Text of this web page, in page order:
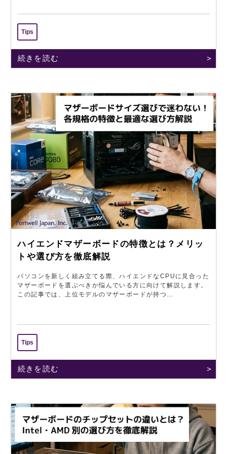
Tips
続きを読む
ハイエンドマザーボードの特徴とは？メリッ
トや選び方を徹底解説
パソコンを新しく組み立てる際、ハイエンドなCPUに見合った
マザーボードを選ぶべきか悩んでいる方に向けて解説します。
この記事では、上位モデルのマザーボードが持つ…
Tips
続きを読む